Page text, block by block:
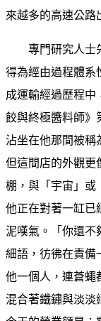
來越多的高速公路
專門研究人士
得為經由過程體系
成運輸經過歷程中
餃與終極醬料師》
沾坐在他那間被稱
但這間店的外觀更
棚，與「宇宙」或
他正在對著一缸已
泥嘆氣。「你還不
細語，彷彿在責備
他一個人，連蒼蠅
混合著鐵鏽與淡淡